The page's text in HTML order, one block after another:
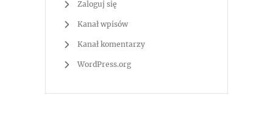
Zaloguj się
Kanał wpisów
Kanał komentarzy
WordPress.org